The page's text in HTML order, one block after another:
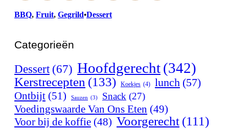
BBQ, Fruit, Gegrild•Dessert
Categorieën
Dessert (67) Hoofdgerecht(342)
Kerstrecepten (133) Koekjes (4) lunch (57)
Ontbijt (51) Sauzen (3) Snack (27)
Voedingswaarde Van Ons Eten (49)
Voor bij de koffie (48) Voorgerecht (111)